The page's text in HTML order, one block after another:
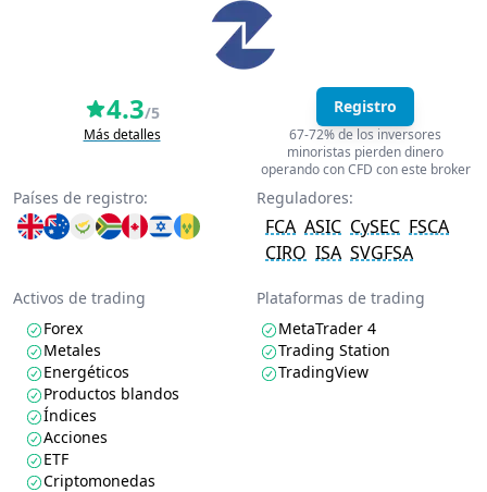
4.3/5
Más detalles
Registro
67-72% de los inversores
minoristas pierden dinero
operando con CFD con este broker
Países de registro: Reguladores:
FCA ASIC CySEC FSCA
CIRO ISA SVGFSA
Activos de trading
Forex
Metales
Energéticos
Productos blandos
Índices
Acciones
ETF
Criptomonedas
Plataformas de trading
MetaTrader 4
Trading Station
TradingView